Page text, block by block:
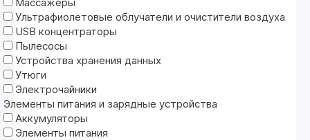
Ультрафиолетовые облучатели и очистители воздуха
USB концентраторы
Пылесосы
Устройства хранения данных
Утюги
Электрочайники
Элементы питания и зарядные устройства
Аккумуляторы
Элементы питания